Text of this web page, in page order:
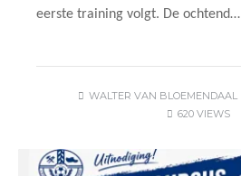
eerste training volgt. De ochtend…
WALTER VAN BLOEMENDAAL
620 VIEWS